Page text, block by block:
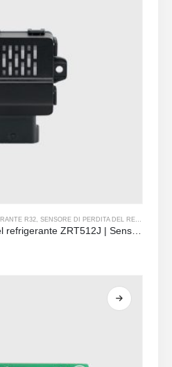
R32 ,SENSORE DI PERDITA DEL REFRIGERANTE R290